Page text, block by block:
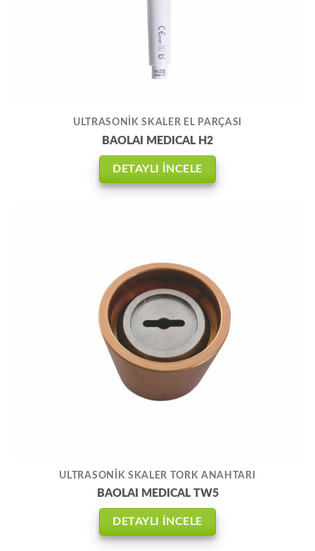
ULTRASONİK SKALER EL PARÇASI
BAOLAI MEDICAL H2
DETAYLI İNCELE
ULTRASONİK SKALER TORK ANAHTARI
BAOLAI MEDICAL TW5
DETAYLI İNCELE